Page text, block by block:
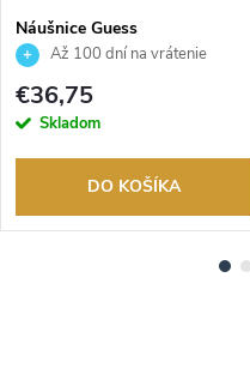
Náušnice Guess
JUBE05465JWRHT
Až 100 dní na vrátenie
tovaru. Autorizovaný predajca.
€36,75
Skladom
DO KOŠÍKA